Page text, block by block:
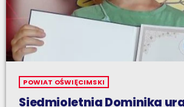
POWIAT OŚWIĘCIMSKI
Siedmioletnia Dominika